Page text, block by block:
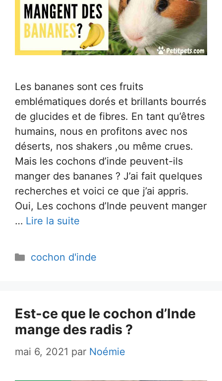
Les bananes sont ces fruits
emblématiques dorés et brillants bourrés
de glucides et de fibres. En tant qu’êtres
humains, nous en profitons avec nos
déserts, nos shakers ,ou même crues.
Mais les cochons d’inde peuvent-ils
manger des bananes ? J’ai fait quelques
recherches et voici ce que j’ai appris.
Oui, Les cochons d’Inde peuvent manger
… Lire la suite
Catégories
cochon d'inde
Est-ce que le cochon d’Inde
mange des radis ?
mai 6, 2021 par Noémie